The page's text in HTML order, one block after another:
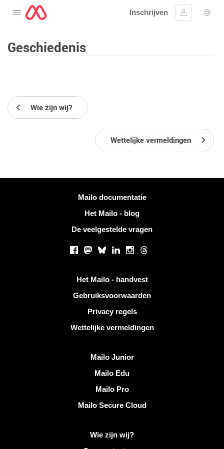
Open het menu
Inschrijven
Aanmelden
Taal
Geschiedenis
Wie zijn wij?
Wettelijke vermeldingen
Mailo documentatie
Het Mailo - blog
De veelgestelde vragen
Facebook
Mastodon
BlueskyLinkedInInstagram
Threads
Het Mailo - handvest
Gebruiksvoorwaarden
Privacy regels
Wettelijke vermeldingen
Mailo Junior
Mailo Edu
Mailo Pro
Mailo Secure Cloud
Meer informatie over MailoWie zijn wij?